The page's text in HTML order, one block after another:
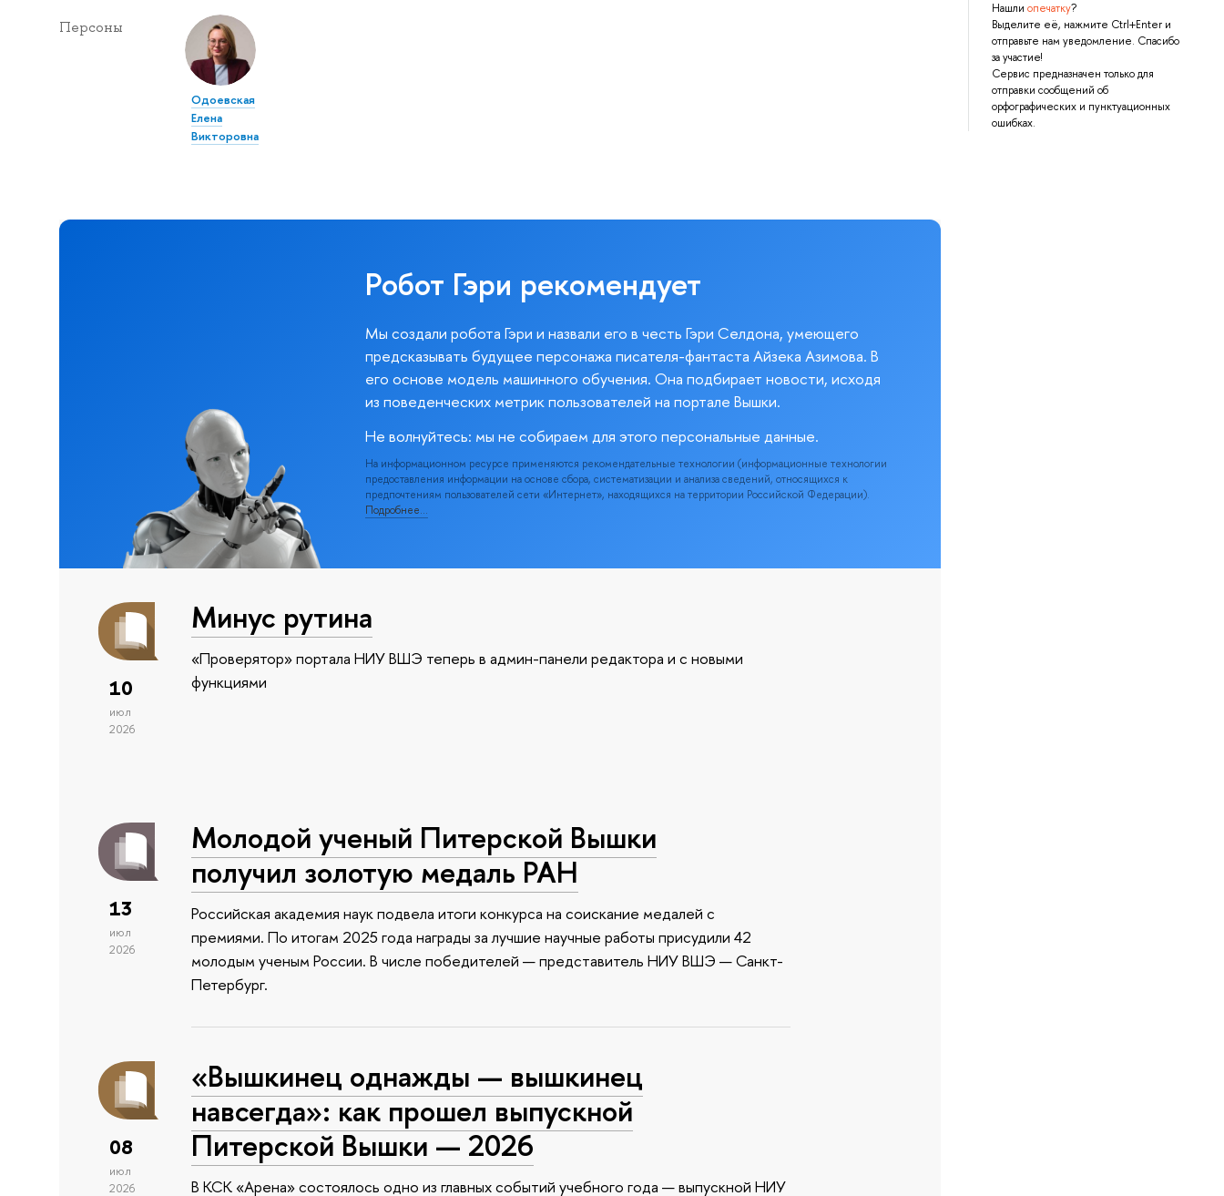
Нашли опечатку?
Выделите её, нажмите Ctrl+Enter и
отправьте нам уведомление. Спасибо
за участие!
Сервис предназначен только для
отправки сообщений об
орфографических и пунктуационных
ошибках.
Персоны
Одоевская
Елена
Викторовна
Робот Гэри рекомендует
Мы создали робота Гэри и назвали его в честь Гэри Селдона, умеющего
предсказывать будущее персонажа писателя-фантаста Айзека Азимова. В
его основе модель машинного обучения. Она подбирает новости, исходя
из поведенческих метрик пользователей на портале Вышки.
Не волнуйтесь: мы не собираем для этого персональные данные.
На информационном ресурсе применяются рекомендательные технологии (информационные технологии
предоставления информации на основе сбора, систематизации и анализа сведений, относящихся к
предпочтениям пользователей сети «Интернет», находящихся на территории Российской Федерации).
Подробнее…
10
июл
2026
Минус рутина
«Проверятор» портала НИУ ВШЭ теперь в админ-панели редактора и с новыми
функциями
13
июл
2026
Молодой ученый Питерской Вышки
получил золотую медаль РАН
Российская академия наук подвела итоги конкурса на соискание медалей с
премиями. По итогам 2025 года награды за лучшие научные работы присудили 42
молодым ученым России. В числе победителей — представитель НИУ ВШЭ — Санкт-
Петербург.
08
июл
2026
«Вышкинец однажды — вышкинец
навсегда»: как прошел выпускной
Питерской Вышки — 2026
В КСК «Арена» состоялось одно из главных событий учебного года — выпускной НИУ